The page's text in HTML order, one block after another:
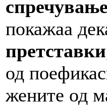
покажаа
претставки
од
жените од